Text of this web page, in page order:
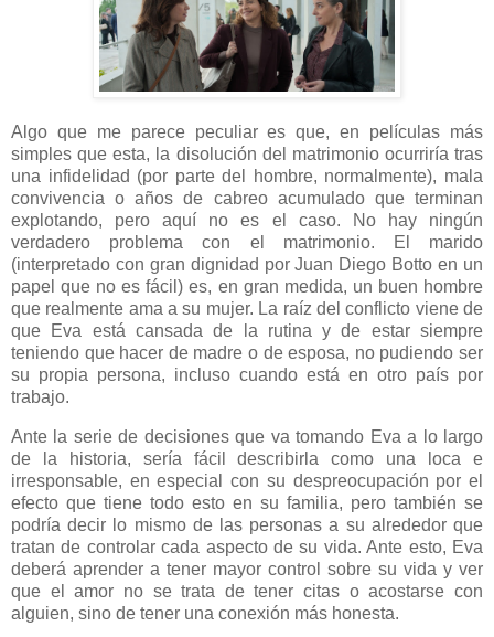
Algo que me parece peculiar es que, en películas más
simples que esta, la disolución del matrimonio ocurriría tras
una infidelidad (por parte del hombre, normalmente), mala
convivencia o años de cabreo acumulado que terminan
explotando, pero aquí no es el caso. No hay ningún
verdadero problema con el matrimonio. El marido
(interpretado con gran dignidad por Juan Diego Botto en un
papel que no es fácil) es, en gran medida, un buen hombre
que realmente ama a su mujer. La raíz del conflicto viene de
que Eva está cansada de la rutina y de estar siempre
teniendo que hacer de madre o de esposa, no pudiendo ser
su propia persona, incluso cuando está en otro país por
trabajo.
Ante la serie de decisiones que va tomando Eva a lo largo
de la historia, sería fácil describirla como una loca e
irresponsable, en especial con su despreocupación por el
efecto que tiene todo esto en su familia, pero también se
podría decir lo mismo de las personas a su alrededor que
tratan de controlar cada aspecto de su vida. Ante esto, Eva
deberá aprender a tener mayor control sobre su vida y ver
que el amor no se trata de tener citas o acostarse con
alguien, sino de tener una conexión más honesta.